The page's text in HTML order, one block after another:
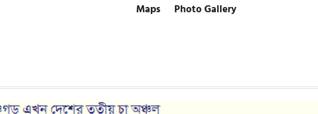
Maps
Photo Gallery